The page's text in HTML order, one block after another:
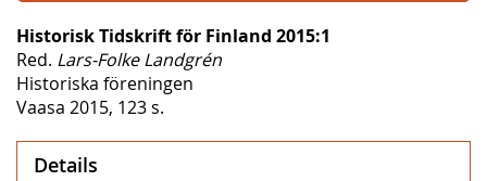
Historisk Tidskrift för Finland 2015:1
Red. Lars-Folke Landgrén
Historiska föreningen
Vaasa 2015, 123 s.
Details